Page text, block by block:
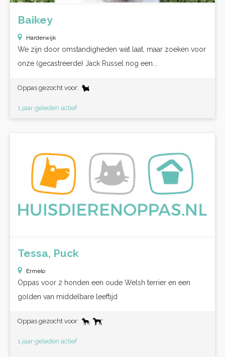
Baikey
Harderwijk
We zijn door omstandigheden wat laat, maar zoeken voor
onze (gecastreerde) Jack Russel nog een...
Oppas gezocht voor:
1 jaar geleden actief
Tessa, Puck
Ermelo
Oppas voor 2 honden een oude Welsh terrier en een
golden van middelbare leeftijd
Oppas gezocht voor:
1 jaar geleden actief